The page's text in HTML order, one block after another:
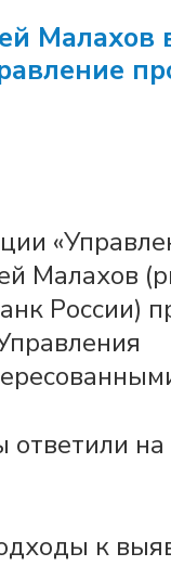
Малахов
Малахов
России)
ответили на
к